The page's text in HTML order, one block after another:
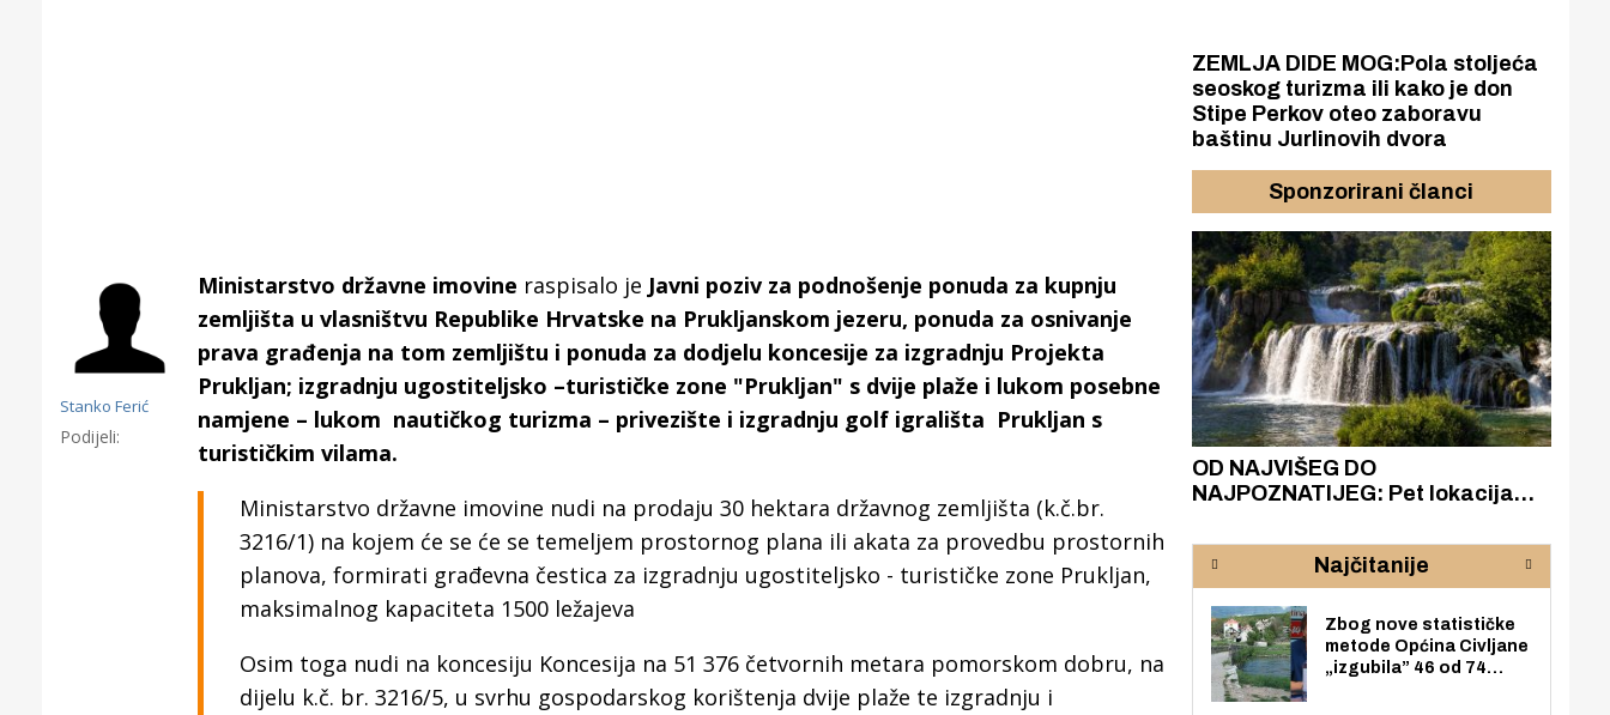
Stanko Ferić
Podijeli:
Ministarstvo državne imovine raspisalo je Javni poziv za podnošenje ponuda za kupnju
zemljišta u vlasništvu Republike Hrvatske na Prukljanskom jezeru, ponuda za osnivanje
prava građenja na tom zemljištu i ponuda za dodjelu koncesije za izgradnju Projekta
Prukljan; izgradnju ugostiteljsko –turističke zone "Prukljan" s dvije plaže i lukom posebne
namjene – lukom nautičkog turizma – privezište i izgradnju golf igrališta Prukljan s
turističkim vilama.
Ministarstvo državne imovine nudi na prodaju 30 hektara državnog zemljišta (k.č.br.
3216/1) na kojem će se će se temeljem prostornog plana ili akata za provedbu prostornih
planova, formirati građevna čestica za izgradnju ugostiteljsko - turističke zone Prukljan,
maksimalnog kapaciteta 1500 ležajeva
Osim toga nudi na koncesiju Koncesija na 51 376 četvornih metara pomorskom dobru, na
dijelu k.č. br. 3216/5, u svrhu gospodarskog korištenja dvije plaže te izgradnju i
ZEMLJA DIDE MOG:Pola stoljeća
seoskog turizma ili kako je don
Stipe Perkov oteo zaboravu
baštinu Jurlinovih dvora
Sponzorirani članci
edukativnom kampusu NP Krka u
Puljanima
12 punionica na kolodvoru
OD NAJVIŠEG DO
NAJPOZNATIJEG: Pet lokacija
rijeke Krke
Najčitanije
Zbog nove statističke
metode Općina Civljane
„izgubila” 46 od 74